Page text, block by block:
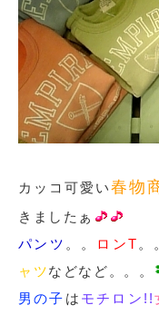
カッコ可愛い春物
きましたぁ
パンツ 。。 ロンT 。
ャツなどなど。。。
男の子 は モチロン!!